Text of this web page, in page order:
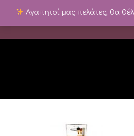
Αγαπητοί μας πελάτες, θα